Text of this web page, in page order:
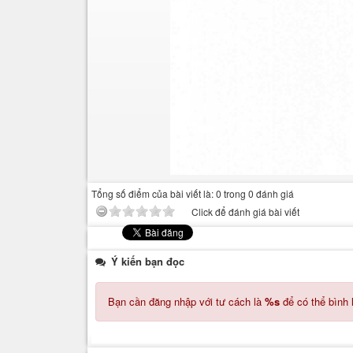
Tổng số điểm của bài viết là: 0 trong 0 đánh giá
Click để đánh giá bài viết
Ý kiến bạn đọc
Bạn cần đăng nhập với tư cách là %s để có thể bình